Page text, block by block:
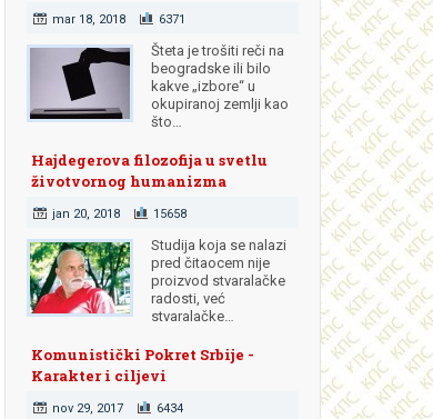
mar 18, 2018 6371
Šteta je trošiti reči na
beogradske ili bilo
kakve „izbore“ u
okupiranoj zemlji kao
što…
Hajdegerova filozofija u svetlu
životvornog humanizma
jan 20, 2018 15658
Studija koja se nalazi
pred čitaocem nije
proizvod stvaralačke
radosti, već
stvaralačke…
Komunistički Pokret Srbije -
Karakter i ciljevi
nov 29, 2017 6434